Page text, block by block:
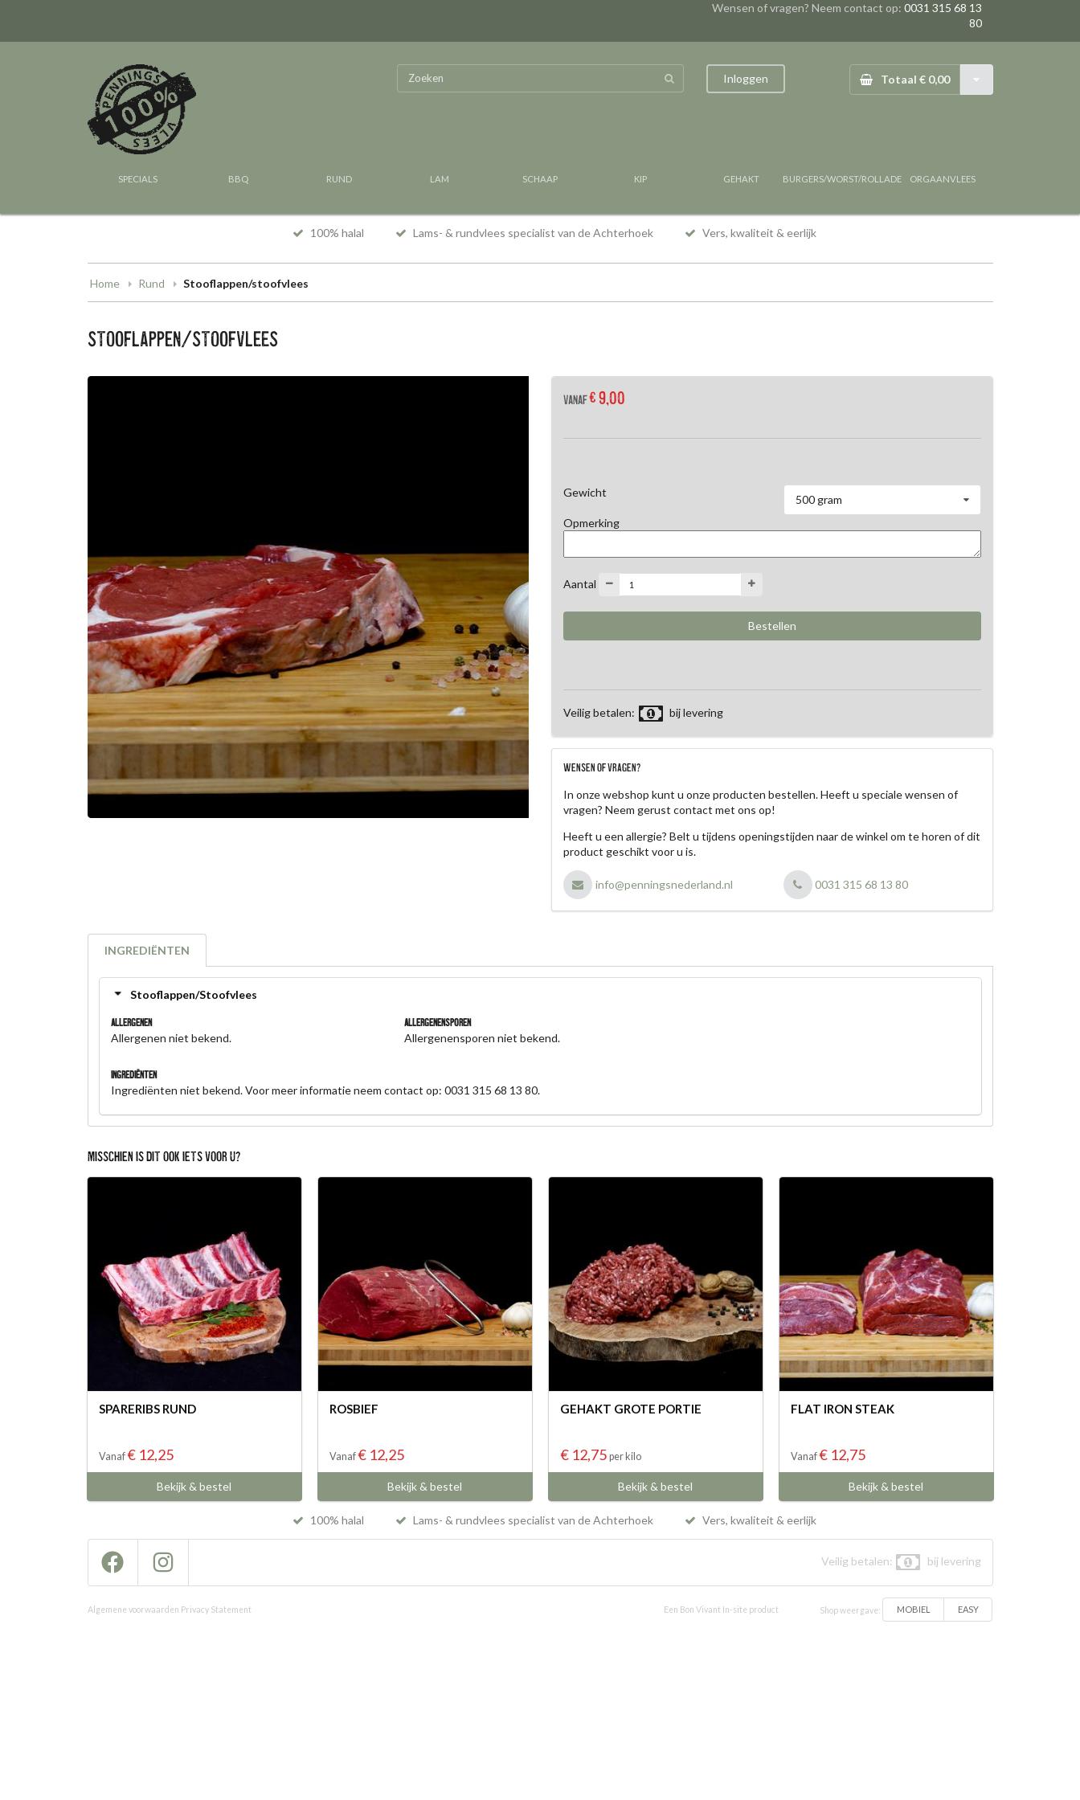
Wensen of vragen? Neem contact op: 0031 315 68 13
80
Inloggen Totaal € 0,00
SPECIALS BBQ RUND LAM SCHAAP KIP GEHAKT BURGERS/WORST/ROLLADE ORGAANVLEES
100% halal Lams- & rundvlees specialist van de Achterhoek Vers, kwaliteit & eerlijk
Home Rund Stooflappen/stoofvlees
STOOFLAPPEN/STOOFVLEES
Vanaf€ 9,00
Gewicht
500 gram
Opmerking
Aantal
Veilig betalen: bij levering
WENSEN OF VRAGEN?
In onze webshop kunt u onze producten bestellen. Heeft u speciale wensen of
vragen? Neem gerust contact met ons op!
Heeft u een allergie? Belt u tijdens openingstijden naar de winkel om te horen of dit
product geschikt voor u is.
info@penningsnederland.nl 0031 315 68 13 80
INGREDIËNTEN
Stooflappen/Stoofvlees
Allergenen
Allergenen niet bekend.
Allergenensporen
Allergenensporen niet bekend.
Ingrediënten
Ingrediënten niet bekend. Voor meer informatie neem contact op: 0031 315 68 13 80.
MISSCHIEN IS DIT OOK IETS VOOR U?
SPARERIBS RUND
Vanaf€ 12,25
Bekijk & bestel
ROSBIEF
Vanaf€ 12,25
Bekijk & bestel
GEHAKT GROTE PORTIE
€ 12,75 per kilo
Bekijk & bestel
FLAT IRON STEAK
Vanaf€ 12,75
Bekijk & bestel
100% halal Lams- & rundvlees specialist van de Achterhoek Vers, kwaliteit & eerlijk
Veilig betalen: bij levering
Algemene voorwaarden Privacy Statement Een Bon Vivant In-site product Shop weergave: MOBIEL EASY